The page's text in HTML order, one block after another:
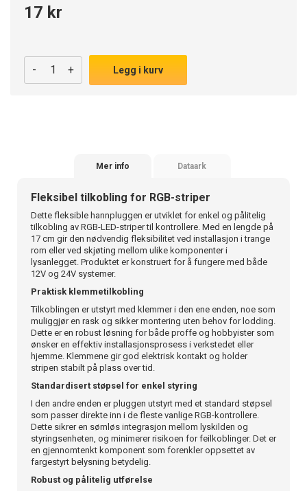
17 kr
- + Legg i kurv
Mer info Dataark
Fleksibel tilkobling for RGB-striper
Dette fleksible hannpluggen er utviklet for enkel og pålitelig
tilkobling av RGB-LED-striper til kontrollere. Med en lengde på
17 cm gir den nødvendig fleksibilitet ved installasjon i trange
rom eller ved skjøting mellom ulike komponenter i
lysanlegget. Produktet er konstruert for å fungere med både
12V og 24V systemer.
Praktisk klemmetilkobling
Tilkoblingen er utstyrt med klemmer i den ene enden, noe som
muliggjør en rask og sikker montering uten behov for lodding.
Dette er en robust løsning for både proffe og hobbyister som
ønsker en effektiv installasjonsprosess i verkstedet eller
hjemme. Klemmene gir god elektrisk kontakt og holder
stripen stabilt på plass over tid.
Standardisert støpsel for enkel styring
I den andre enden er pluggen utstyrt med et standard støpsel
som passer direkte inn i de fleste vanlige RGB-kontrollere.
Dette sikrer en sømløs integrasjon mellom lyskilden og
styringsenheten, og minimerer risikoen for feilkoblinger. Det er
en gjennomtenkt komponent som forenkler oppsettet av
fargestyrt belysning betydelig.
Robust og pålitelig utførelse